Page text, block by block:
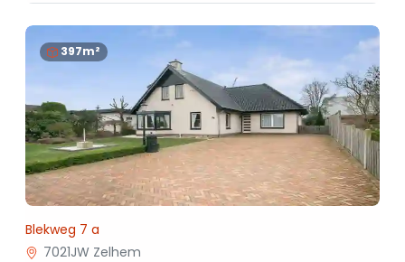
397m²
Blekweg 7 a
7021JW Zelhem